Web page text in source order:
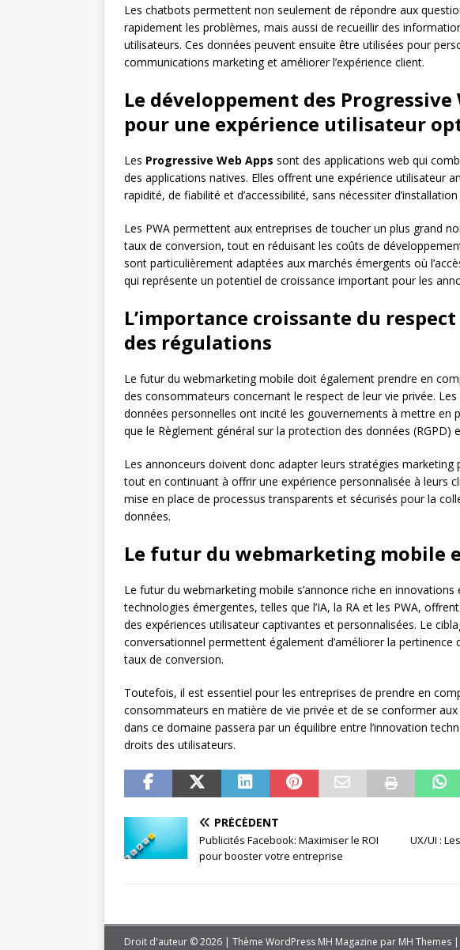
Les chatbots permettent non seulement de répondre aux
rapidement les problèmes, mais aussi de recueillir des
utilisateurs. Ces données peuvent ensuite être utilisées pour
communications marketing et améliorer l’expérience client.
Le développement des Progressive
pour une expérience utilisateur
Les Progressive Web Apps sont des applications web qui
des applications natives. Elles offrent une expérience utilisateur
rapidité, de fiabilité et d’accessibilité, sans nécessiter d’installation
Les PWA permettent aux entreprises de toucher un plus grand
taux de conversion, tout en réduisant les coûts de
sont particulièrement adaptées aux marchés émergents où
qui représente un potentiel de croissance important pour les
L’importance croissante du
des régulations
Le futur du webmarketing mobile doit également prendre en
des consommateurs concernant le respect de leur vie privée. Les
données personnelles ont incité les gouvernements à mettre en
que le Règlement général sur la protection des données (RGPD)
Les annonceurs doivent donc adapter leurs stratégies
tout en continuant à offrir une expérience personnalisée à leurs
mise en place de processus transparents et sécurisés pour la
données.
Le futur du webmarketing mobile
Le futur du webmarketing mobile s’annonce riche en
technologies émergentes, telles que l’IA, la RA et les PWA,
des expériences utilisateur captivantes et personnalisées. Le
conversationnel permettent également d’améliorer la pertinence
taux de conversion.
Toutefois, il est essentiel pour les entreprises de prendre en
consommateurs en matière de vie privée et de se conformer
dans ce domaine passera par un équilibre entre l’innovation
droits des utilisateurs.
PRÉCÉDENT
Publicités Facebook: Maximiser le ROI
pour booster votre entreprise
UX/UI :
Droit d'auteur © 2026 | Thème WordPress MH Magazine par MH Themes |